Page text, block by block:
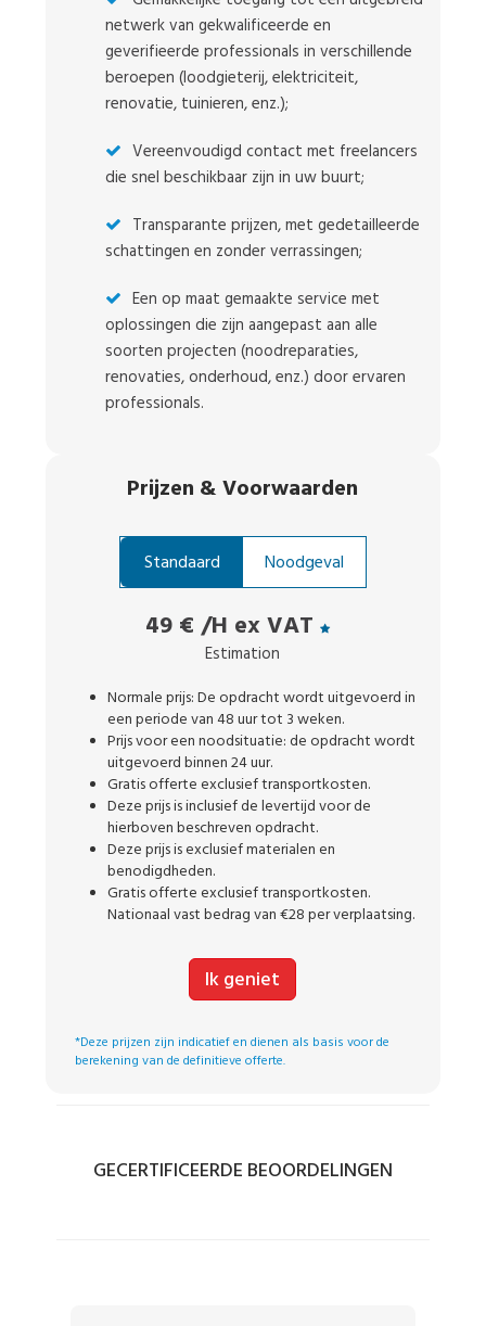
netwerk van gekwalificeerde en
geverifieerde professionals in verschillende
beroepen (loodgieterij, elektriciteit,
renovatie, tuinieren, enz.);
Vereenvoudigd contact met freelancers
die snel beschikbaar zijn in uw buurt;
Transparante prijzen, met gedetailleerde
schattingen en zonder verrassingen;
Een op maat gemaakte service met
oplossingen die zijn aangepast aan alle
soorten projecten (noodreparaties,
renovaties, onderhoud, enz.) door ervaren
professionals.
Prijzen & Voorwaarden
Standaard Noodgeval
49 € /H ex VAT
Estimation
Normale prijs: De opdracht wordt uitgevoerd in
een periode van 48 uur tot 3 weken.
Prijs voor een noodsituatie: de opdracht wordt
uitgevoerd binnen 24 uur.
Gratis offerte exclusief transportkosten.
Deze prijs is inclusief de levertijd voor de
hierboven beschreven opdracht.
Deze prijs is exclusief materialen en
benodigdheden.
Gratis offerte exclusief transportkosten.
Nationaal vast bedrag van €28 per verplaatsing.
Ik geniet
*Deze prijzen zijn indicatief en dienen als basis voor de
berekening van de definitieve offerte.
GECERTIFICEERDE BEOORDELINGEN